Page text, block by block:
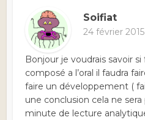
Soifiat
24 février
Bonjour je voudrais savoir
composé a l’oral il faudra
faire un développement (
une conclusion cela ne
minute de lecture